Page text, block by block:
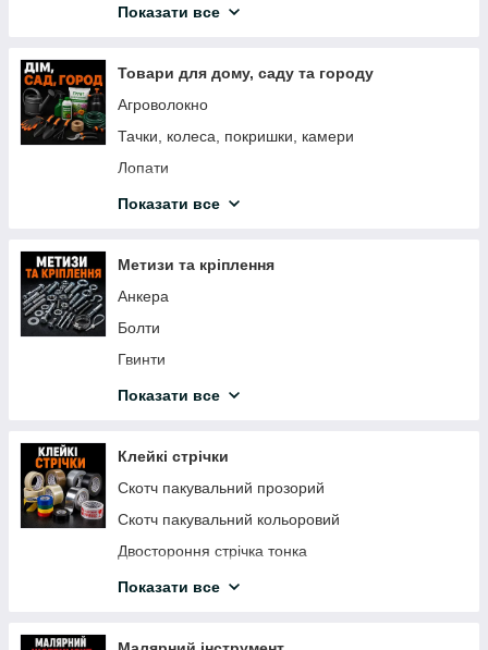
Шпаклювання, штукатурки
Декоративна фарба
Фарба Вагонка ПФ-133
Молоткова фарба
Акрилова фарба
Пістолет для піни і герметиків
Показати все
Товари для дому, саду та городу
Агроволокно
Тачки, колеса, покришки, камери
Лопати
Відра, тази
Плівка поліетиленова
Секатори
Побутова хімія
Ліска для тримера
Шнури, шпагати, мотузки
Гриль
Туризм
Сітка затіняюча
Показати все
Метизи та кріплення
Анкера
Болти
Гвинти
Гайки
Дюбеля
Заклепки
Кріплення для теплоізоляції
Гаки, гачки
Самонарізи
Шайби
Показати все
Клейкі стрічки
Скотч пакувальний прозорий
Скотч пакувальний кольоровий
Двостороння стрічка тонка
Двосторонній скотч на спіненої основі
Двосторонній скотч на поліпропіленовій основі
Показати все